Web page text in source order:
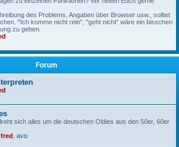
des Problems, Angaben über Browser usw., solltet
"Ich komme nicht rein", "geht nicht" wäre ein bisschen
zu geben.
Forum
sich alles um die deutschen Oldies aus den 50er, 60er
avo